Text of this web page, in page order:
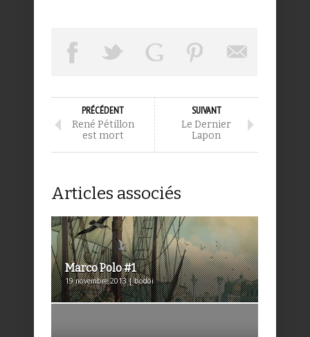
PRÉCÉDENT
René Pétillon
est mort
SUIVANT
Le Dernier
Lapon
Articles associés
Marco Polo #1
19 novembre 2013 | bodoi